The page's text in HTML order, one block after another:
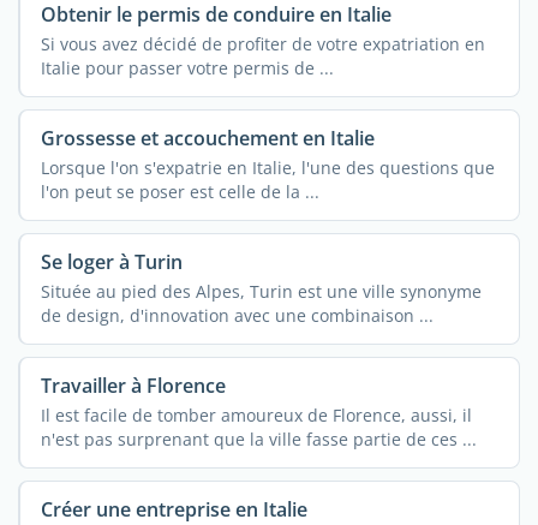
Obtenir le permis de conduire en Italie
Si vous avez décidé de profiter de votre expatriation en
Italie pour passer votre permis de ...
Grossesse et accouchement en Italie
Lorsque l'on s'expatrie en Italie, l'une des questions que
l'on peut se poser est celle de la ...
Se loger à Turin
Située au pied des Alpes, Turin est une ville synonyme
de design, d'innovation avec une combinaison ...
Travailler à Florence
Il est facile de tomber amoureux de Florence, aussi, il
n'est pas surprenant que la ville fasse partie de ces ...
Créer une entreprise en Italie